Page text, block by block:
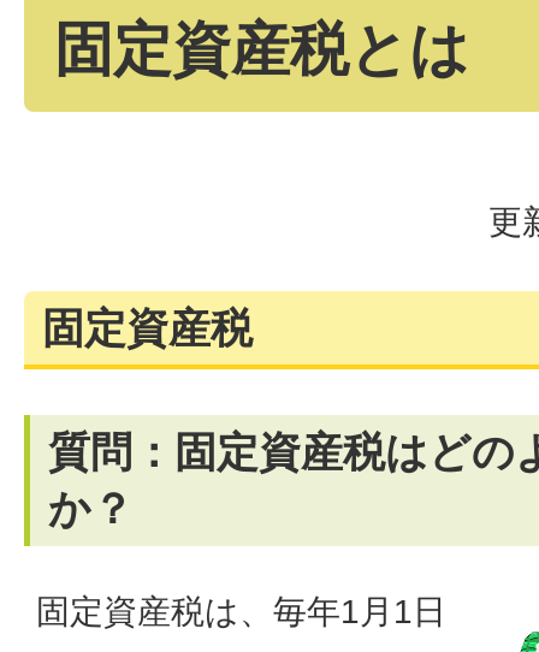
固定資産税とは
更
固定資産税
質問：固定資産税はどの
か？
固定資産税は、毎年1月1日